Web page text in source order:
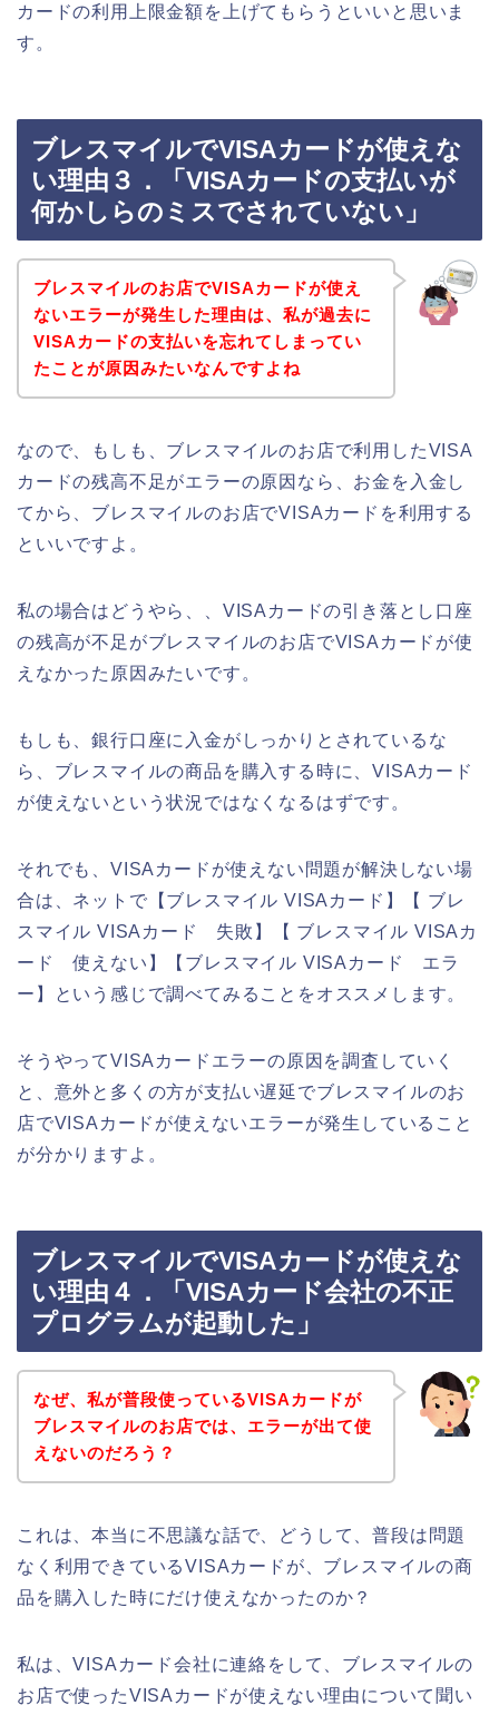
カードの利用上限金額を上げてもらうといいと思いま
す。
ブレスマイルでVISAカードが使えな
い理由３．「VISAカードの支払いが
何かしらのミスでされていない」
ブレスマイルのお店でVISAカードが使え
ないエラーが発生した理由は、私が過去に
VISAカードの支払いを忘れてしまってい
たことが原因みたいなんですよね
なので、もしも、ブレスマイルのお店で利用したVISA
カードの残高不足がエラーの原因なら、お金を入金し
てから、ブレスマイルのお店でVISAカードを利用する
といいですよ。
私の場合はどうやら、、VISAカードの引き落とし口座
の残高が不足がブレスマイルのお店でVISAカードが使
えなかった原因みたいです。
もしも、銀行口座に入金がしっかりとされているな
ら、ブレスマイルの商品を購入する時に、VISAカード
が使えないという状況ではなくなるはずです。
それでも、VISAカードが使えない問題が解決しない場
合は、ネットで【ブレスマイル VISAカード】【 ブレ
スマイル VISAカード 失敗】【 ブレスマイル VISAカ
ード 使えない】【ブレスマイル VISAカード エラ
ー】という感じで調べてみることをオススメします。
そうやってVISAカードエラーの原因を調査していく
と、意外と多くの方が支払い遅延でブレスマイルのお
店でVISAカードが使えないエラーが発生していること
が分かりますよ。
ブレスマイルでVISAカードが使えな
い理由４．「VISAカード会社の不正
プログラムが起動した」
なぜ、私が普段使っているVISAカードが
ブレスマイルのお店では、エラーが出て使
えないのだろう？
これは、本当に不思議な話で、どうして、普段は問題
なく利用できているVISAカードが、ブレスマイルの商
品を購入した時にだけ使えなかったのか？
私は、VISAカード会社に連絡をして、ブレスマイルの
お店で使ったVISAカードが使えない理由について聞い